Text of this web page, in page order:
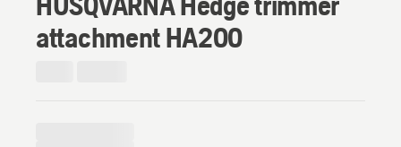
attachment HA200